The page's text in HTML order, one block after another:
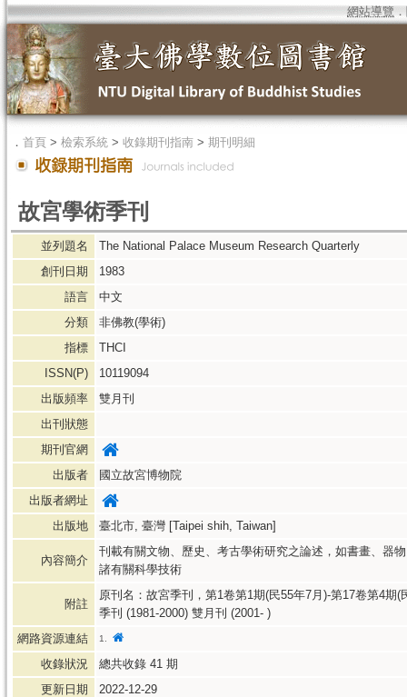
網站導覽 ．
． 首頁 > 檢索系統 > 收錄期刊指南 > 期刊明細
故宮學術季刊
並列題名
The National Palace Museum Research Quarterly
創刊日期
1983
語言
中文
分類
非佛教(學術)
指標
THCI
ISSN(P)
10119094
出版頻率
雙月刊
出刊狀態
期刊官網
出版者
國立故宮博物院
出版者網址
出版地
臺北市, 臺灣 [Taipei shih, Taiwan]
內容簡介
刊載有關文物、歷史、考古學術研究之論述，如書畫、器
諸有關科學技術
附註
原刊名：故宮季刊，第1卷第1期(民55年7月)-第17卷第4
季刊 (1981-2000) 雙月刊 (2001- )
網路資源連結
1.
收錄狀況 總共收錄 41 期
更新日期
2022-12-29